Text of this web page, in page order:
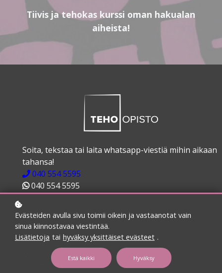
Tiivis ja tehokas kurssi oman hakualan
aiheista!
Soita, tekstaa tai laita whatsapp-viestiä mihin aikaan
tahansa!
040 554 5595
040 554 5595
Navigoi eteenpäin:
Kurssit
Ota yhteyttä
Evästeiden avulla sivu toimii oikein ja vastaanotat vain
sinua kiinnostavaa viestintää.
Lisätietoja tai hyväksy yksittäiset evästeet .
Estä kaikki Hyväksy